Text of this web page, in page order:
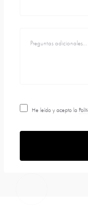
He leído y acepto la